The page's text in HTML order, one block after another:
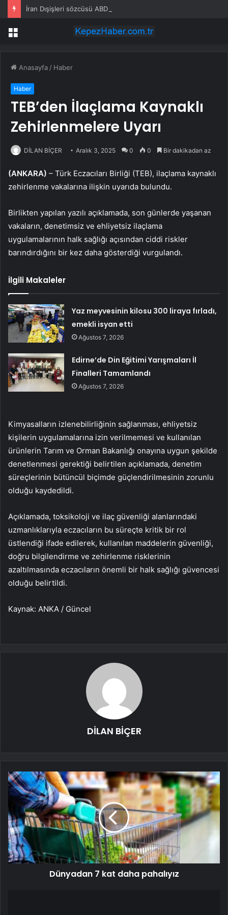
İran Dışişleri sözcüsü ABD ile görüşmeleri yalanladı
Menü
Anasayfa / Haber
Haber
TEB’den İlaçlama Kaynaklı
Zehirlenmelere Uyarı
DİLAN BİÇER Aralık 3, 2025 0 0 Bir dakikadan az
(ANKARA) – Türk Eczacıları Birliği (TEB), ilaçlama kaynaklı
zehirlenme vakalarına ilişkin uyarıda bulundu.
Birlikten yapılan yazılı açıklamada, son günlerde yaşanan
vakaların, denetimsiz ve ehliyetsiz ilaçlama
uygulamalarının halk sağlığı açısından ciddi riskler
barındırdığını bir kez daha gösterdiği vurgulandı.
İlgili Makaleler
Yaz meyvesinin kilosu 300 liraya fırladı,
emekli isyan etti
Ağustos 7, 2026
Edirne’de Din Eğitimi Yarışmaları İl
Finalleri Tamamlandı
Ağustos 7, 2026
Kimyasalların izlenebilirliğinin sağlanması, ehliyetsiz
kişilerin uygulamalarına izin verilmemesi ve kullanılan
ürünlerin Tarım ve Orman Bakanlığı onayına uygun şekilde
denetlenmesi gerektiği belirtilen açıklamada, denetim
süreçlerinin bütüncül biçimde güçlendirilmesinin zorunlu
olduğu kaydedildi.
Açıklamada, toksikoloji ve ilaç güvenliği alanlarındaki
uzmanlıklarıyla eczacıların bu süreçte kritik bir rol
üstlendiği ifade edilerek, kullanılan maddelerin güvenliği,
doğru bilgilendirme ve zehirlenme risklerinin
azaltılmasında eczacıların önemli bir halk sağlığı güvencesi
olduğu belirtildi.
Kaynak: ANKA / Güncel
DİLAN BİÇER
Dünyadan 7 kat daha pahalıyız